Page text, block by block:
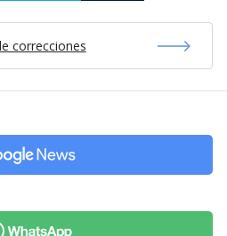
correcciones